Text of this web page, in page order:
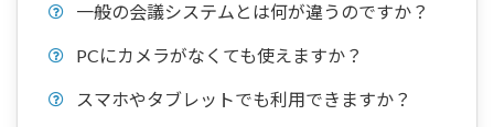
一般の会議システムとは何が違うのですか？
PCにカメラがなくても使えますか？
スマホやタブレットでも利用できますか？